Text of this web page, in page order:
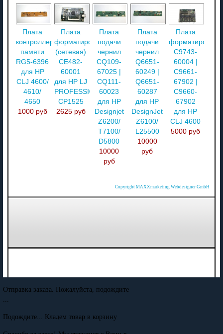
Плата
контроллера
памяти
RG5-6396
для HP
CLJ 4600/
4610/
4650
1000 руб
Плата
форматирования
(сетевая)
CE482-
60001
для HP LJ
PROFESSIONAL
CP1525
2625 руб
Плата
подачи
чернил
CQ109-
67025 |
CQ111-
60023
для HP
Designjet
Z6200/
T7100/
D5800
10000
руб
Плата
подачи
чернил
Q6651-
60249 |
Q6651-
60287
для HP
DesignJet
Z6100/
L25500
10000
руб
Плата
C9743-
60004 |
C9661-
67902 |
C9660-
67902
для HP
CLJ 4600
5000 руб
Copyright MAXXmarketing Webdesigner GmbH
Отправка заказа. Пожалуйста, подождите
...
Подождите... Кладем товар в корзину